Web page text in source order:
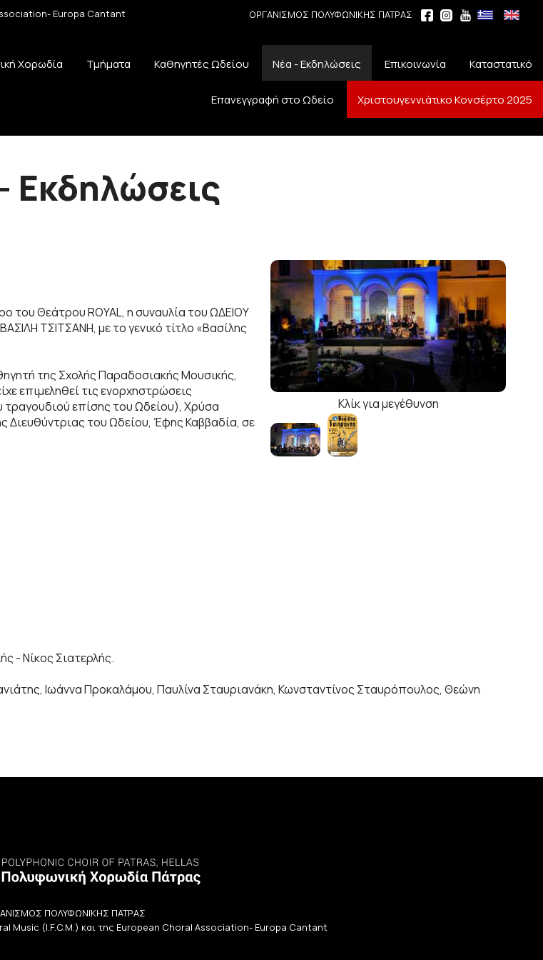
ΟΡΓΑΝΙΣΜΟΣ ΠΟΛΥΦΩΝΙΚΗΣ ΠΑΤΡΑΣ
Europa Cantant
Χορωδία Τμήματα Καθηγητές Ωδείου Νέα - Εκδηλώσεις Επικοινωνία Καταστατικό
Επανεγγραφή στο Ωδείο Χριστουγεννιάτικο Κονσέρτο 2025
Εκδηλώσεις
Κλίκ για μεγέθυνση
Θεάτρου ROYAL, η συναυλία του ΩΔΕΙΟΥ
ΤΣΙΤΣΑΝΗ, με το γενικό τίτλο «Βασίλης
της Σχολής Παραδοσιακής Μουσικής,
επιμεληθεί τις ενορχηστρώσεις
επίσης του Ωδείου), Χρύσα
Διευθύντριας του Ωδείου, Έφης Καββαδία, σε
- Νίκος Σιατερλής.
Ιωάννα Προκαλάμου, Παυλίνα Σταυριανάκη, Κωνσταντίνος Σταυρόπουλος, Θεώνη
ΠΟΛΥΦΩΝΙΚΗΣ ΠΑΤΡΑΣ
Music (I.F.C.M.) και της European Choral Association- Europa Cantant